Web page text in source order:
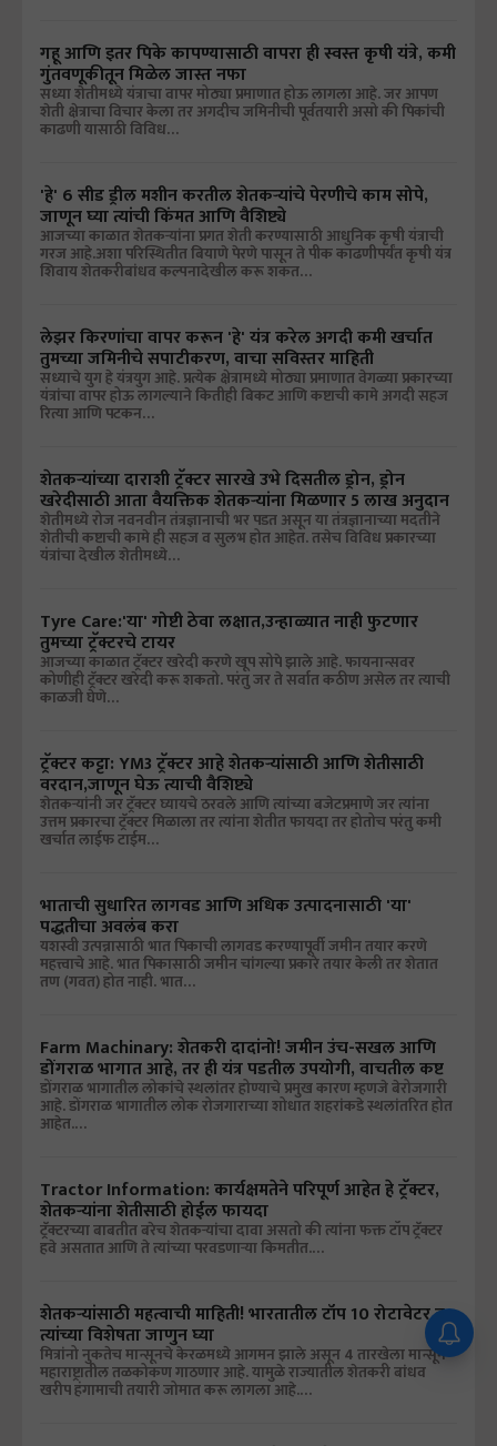
गहू आणि इतर पिके कापण्यासाठी वापरा ही स्वस्त कृषी यंत्रे, कमी
गुंतवणूकीतून मिळेल जास्त नफा
सध्या शेतीमध्ये यंत्राचा वापर मोठ्या प्रमाणात होऊ लागला आहे. जर आपण
शेती क्षेत्राचा विचार केला तर अगदीच जमिनीची पूर्वतयारी असो की पिकांची
काढणी यासाठी विविध…
'हे' 6 सीड ड्रील मशीन करतील शेतकऱ्यांचे पेरणीचे काम सोपे,
जाणून घ्या त्यांची किंमत आणि वैशिष्ट्ये
आजच्या काळात शेतकऱ्यांना प्रगत शेती करण्यासाठी आधुनिक कृषी यंत्राची
गरज आहे.अशा परिस्थितीत बियाणे पेरणे पासून ते पीक काढणीपर्यंत कृषी यंत्र
शिवाय शेतकरीबांधव कल्पनादेखील करू शकत…
लेझर किरणांचा वापर करून 'हे' यंत्र करेल अगदी कमी खर्चात
तुमच्या जमिनीचे सपाटीकरण, वाचा सविस्तर माहिती
सध्याचे युग हे यंत्रयुग आहे. प्रत्येक क्षेत्रामध्ये मोठ्या प्रमाणात वेगळ्या प्रकारच्या
यंत्रांचा वापर होऊ लागल्याने कितीही बिकट आणि कष्टाची कामे अगदी सहज
रित्या आणि पटकन…
शेतकऱ्यांच्या दाराशी ट्रॅक्टर सारखे उभे दिसतील ड्रोन, ड्रोन
खरेदीसाठी आता वैयक्तिक शेतकऱ्यांना मिळणार 5 लाख अनुदान
शेतीमध्ये रोज नवनवीन तंत्रज्ञानाची भर पडत असून या तंत्रज्ञानाच्या मदतीने
शेतीची कष्टाची कामे ही सहज व सुलभ होत आहेत. तसेच विविध प्रकारच्या
यंत्रांचा देखील शेतीमध्ये…
Tyre Care:'या' गोष्टी ठेवा लक्षात,उन्हाळ्यात नाही फुटणार
तुमच्या ट्रॅक्टरचे टायर
आजच्या काळात ट्रॅक्टर खरेदी करणे खूप सोपे झाले आहे. फायनान्सवर
कोणीही ट्रॅक्टर खरेदी करू शकतो. परंतु जर ते सर्वात कठीण असेल तर त्याची
काळजी घेणे…
ट्रॅक्टर कट्टा: YM3 ट्रॅक्टर आहे शेतकऱ्यांसाठी आणि शेतीसाठी
वरदान,जाणून घेऊ त्याची वैशिष्ट्ये
शेतकऱ्यांनी जर ट्रॅक्टर घ्यायचे ठरवले आणि त्यांच्या बजेटप्रमाणे जर त्यांना
उत्तम प्रकारचा ट्रॅक्टर मिळाला तर त्यांना शेतीत फायदा तर होतोच परंतु कमी
खर्चात लाईफ टाईम…
भाताची सुधारित लागवड आणि अधिक उत्पादनासाठी 'या'
पद्धतीचा अवलंब करा
यशस्वी उत्पन्नासाठी भात पिकाची लागवड करण्यापूर्वी जमीन तयार करणे
महत्त्वाचे आहे. भात पिकासाठी जमीन चांगल्या प्रकारे तयार केली तर शेतात
तण (गवत) होत नाही. भात…
Farm Machinary: शेतकरी दादांनो! जमीन उंच-सखल आणि
डोंगराळ भागात आहे, तर ही यंत्र पडतील उपयोगी, वाचतील कष्ट
डोंगराळ भागातील लोकांचे स्थलांतर होण्याचे प्रमुख कारण म्हणजे बेरोजगारी
आहे. डोंगराळ भागातील लोक रोजगाराच्या शोधात शहरांकडे स्थलांतरित होत
आहेत.…
Tractor Information: कार्यक्षमतेने परिपूर्ण आहेत हे ट्रॅक्टर,
शेतकऱ्यांना शेतीसाठी होईल फायदा
ट्रॅक्टरच्या बाबतीत बरेच शेतकऱ्यांचा दावा असतो की त्यांना फक्त टॉप ट्रॅक्टर
हवे असतात आणि ते त्यांच्या परवडणाऱ्या किमतीत.…
शेतकऱ्यांसाठी महत्वाची माहिती! भारतातील टॉप 10 रोटावेटर व
त्यांच्या विशेषता जाणुन घ्या
मित्रांनो नुकतेच मान्सूनचे केरळमध्ये आगमन झाले असून 4 तारखेला मान्सून
महाराष्ट्रातील तळकोकण गाठणार आहे. यामुळे राज्यातील शेतकरी बांधव
खरीप हंगामाची तयारी जोमात करू लागला आहे.…